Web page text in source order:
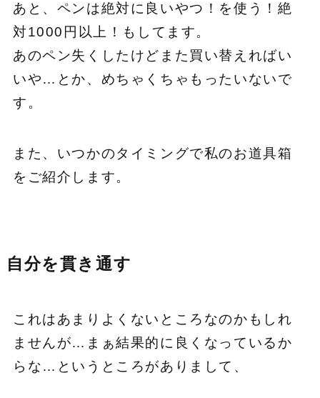
あと、ペンは絶対に良いやつ！を使う！絶
対1000円以上！もしてます。
あのペン失くしたけどまた買い替えればい
いや…とか、めちゃくちゃもったいないで
す。
また、いつかのタイミングで私のお道具箱
をご紹介します。
自分を貫き通す
これはあまりよくないところなのかもしれ
ませんが…まぁ結果的に良くなっているか
らな…というところがありまして、